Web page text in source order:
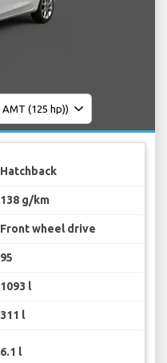
Hatchback
138 g/km
Front wheel drive
95
1093 l
311 l
6.1 l